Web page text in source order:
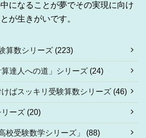
になることが夢でその実現に向け
が生きがいです。
算数シリーズ (223)
達人への道」シリーズ (24)
けばスッキリ受験算数シリーズ (46)
ーズ (20)
校受験数学シリーズ」 (88)